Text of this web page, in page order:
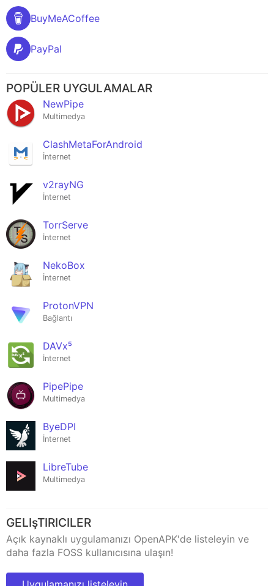
BuyMeACoffee
PayPal
POPÜLER UYGULAMALAR
NewPipe
Multimedya
ClashMetaForAndroid
İnternet
v2rayNG
İnternet
TorrServe
İnternet
NekoBox
İnternet
ProtonVPN
Bağlantı
DAVx⁵
İnternet
PipePipe
Multimedya
ByeDPI
İnternet
LibreTube
Multimedya
GELIşTIRICILER
Açık kaynaklı uygulamanızı OpenAPK'de listeleyin ve
daha fazla FOSS kullanıcısına ulaşın!